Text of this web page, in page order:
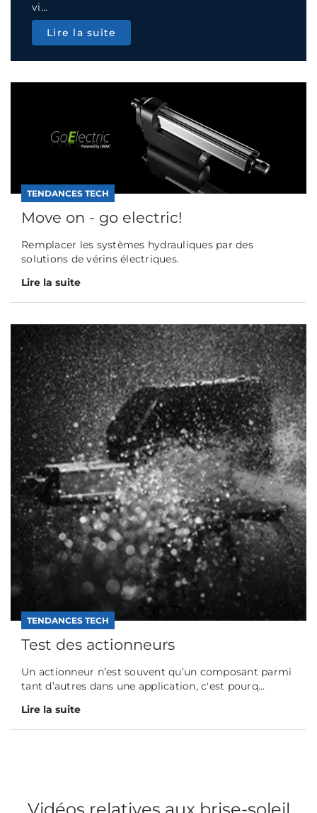
vi...
Lire la suite
TENDANCES TECH
Move on - go electric!
Remplacer les systèmes hydrauliques par des
solutions de vérins électriques.
Lire la suite
TENDANCES TECH
Test des actionneurs
Un actionneur n’est souvent qu’un composant parmi
tant d’autres dans une application, c'est pourq...
Lire la suite
Vidéos relatives aux brise-soleil